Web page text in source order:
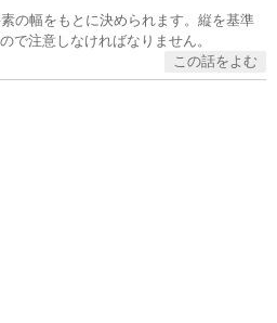
の幅をもとに決められます。縦を基準
で注意しなければなりません。